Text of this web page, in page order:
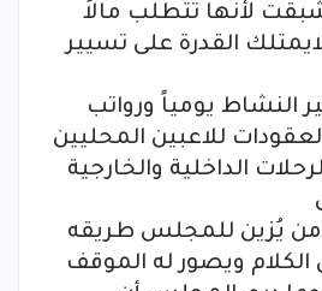
لأنها تتطلب مالاً
القدرة على تسيير
النشاط يومياً ورواتب
للاعبين المحليين
الداخلية والخارجية
من يُزين للمجلس طريقه
ويصور له الموقف